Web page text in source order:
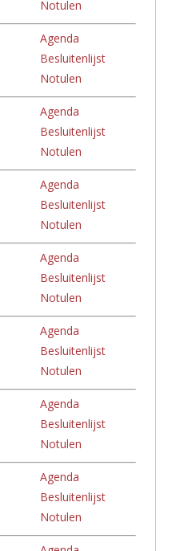
Notulen
Agenda
Besluitenlijst
Notulen
Agenda
Besluitenlijst
Notulen
Agenda
Besluitenlijst
Notulen
Agenda
Besluitenlijst
Notulen
Agenda
Besluitenlijst
Notulen
Agenda
Besluitenlijst
Notulen
Agenda
Besluitenlijst
Notulen